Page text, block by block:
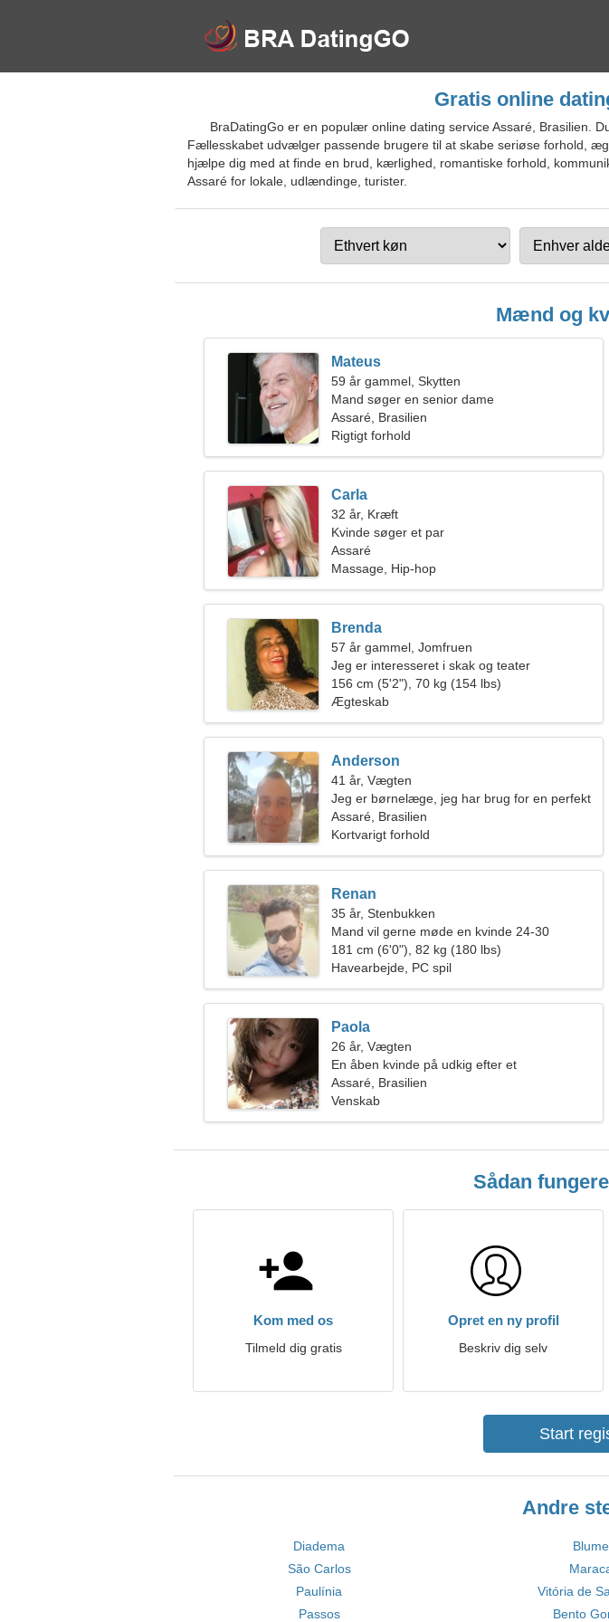
Gratis online
BraDatingGo er en populær online dating service Assaré, Brasilien.
Fællesskabet udvælger passende brugere til at skabe seriøse forhold,
hjælpe dig med at finde en brud, kærlighed, romantiske forhold,
Assaré for lokale, udlændinge, turister.
Mænd og
Mateus
59 år gammel, Skytten
Mand søger en senior dame
Assaré, Brasilien
Rigtigt forhold
Carla
32 år, Kræft
Kvinde søger et par
Assaré
Massage, Hip-hop
Brenda
57 år gammel, Jomfruen
Jeg er interesseret i skak og teater
156 cm (5'2"), 70 kg (154 lbs)
Ægteskab
Anderson
41 år, Vægten
Jeg er børnelæge, jeg har brug for en perfekt
kvinde
Assaré, Brasilien
Kortvarigt forhold
Renan
35 år, Stenbukken
Mand vil gerne møde en kvinde 24-30
181 cm (6'0"), 82 kg (180 lbs)
Havearbejde, PC spil
Paola
26 år, Vægten
En åben kvinde på udkig efter et
lidenskabeligt forhold
Assaré, Brasilien
Venskab
Sådan
Kom med os
Tilmeld dig gratis
Opret en ny profil
Beskriv dig selv
Start
Andre
Diadema
São Carlos
Paulínia
Vitória de
Passos
Bento